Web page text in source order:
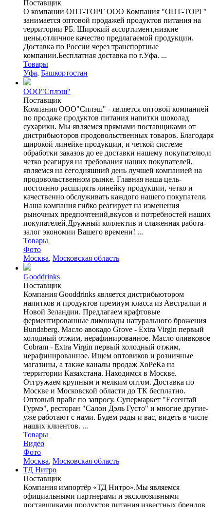
Поставщик
О компании ОПТ-ТОРГ ООО Компания "ОПТ-ТОРГ"
занимается оптовой продажей продуктов питания на
территории РБ. Широкий ассортимент,низкие
цены,отличное качество предлагаемой продукции.
Доставка по России через транспортные
компании.Бесплатная доставка по г.Уфа. ...
Товары
Уфа, Башкортостан
ООО"Сплэш"
Поставщик
Компания OOO"Сплэш" - является оптовой компанией
по продаже продуктов питания напитки шоколад
сухарики. Мы являемся прямыми поставщиками от
дистрибьюторов продовольственных товаров. Благодаря
широкой линейке продукции, и четкой системе
обработки заказов до ее доставки нашему покупателю,и
четко реагируя на требования наших покупателей,
являемся на сегодняшний день лучшей компанией на
продовольственном рынке. Главная наша цель-
постоянно расширять линейку продукции, четко и
качественно обслуживать каждого нашего покупателя.
Наша компания гибко реагирует на изменения
рыночных предпочтений,вкусов и потребностей наших
покупателей.Дружный коллектив и слаженная работа-
залог экономии Вашего времени! ...
Товары
Фото
Москва, Московская область
Gooddrinks
Поставщик
Компания Gooddrinks является дистрибьютором
напитков и продуктов премиум класса из Австралии и
Новой Зеландии. Предлагаем крафтовые
ферментированные лимонады натурального брожения
Bundaberg. Масло авокадо Grove - Extra Virgin первый
холодный отжим, нерафинированное. Масло оливковое
Cobram - Extra Virgin первый холодный отжим,
нерафинированное. Ищем оптовиков и розничные
магазины, а также каналы продаж ХоРеКа на
территории Казахстана. Находимся в Москве.
Отгружаем крупным и мелким оптом. Доставка по
Москве и Московской области до ТК бесплатно.
Оптовый прайс по запросу. Супермаркет "Ессентай
Гурмэ", ресторан "Салон Дэль Густо" и многие другие-
уже работают с нами. Будем рады и вас, видеть в числе
наших клиентов. ...
Товары
Видео
Фото
Москва, Московская область
ТД Нитро
Поставщик
Компания импортёр «ТД Нитро».Мы являемся
официальными партнерами и эксклюзивными
поставщиками продуктов питания известных брендов